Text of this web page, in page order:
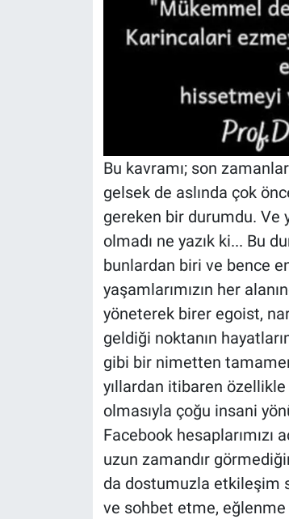
Bu kavramı; son
gelsek de aslında çok
gereken bir durumdu. Ve
olmadı ne yazık ki... Bu
bunlardan biri ve bence
yaşamlarımızın her
yöneterek birer egoist,
geldiği noktanın
gibi bir nimetten
yıllardan itibaren özellikle
olmasıyla çoğu insani
Facebook hesaplarımızı
uzun zamandır
da dostumuzla etkileşim
ve sohbet etme,